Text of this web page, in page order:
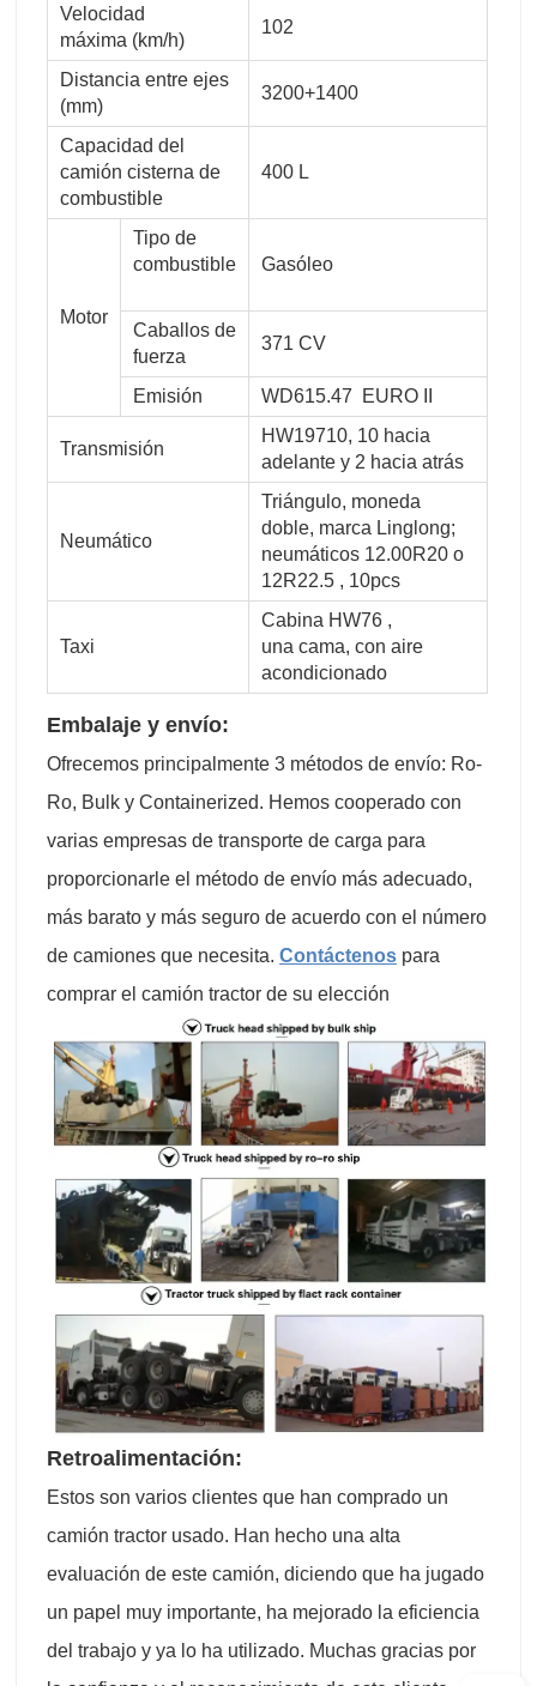
Velocidad
máxima (km/h)
102
Distancia entre ejes
(mm)
3200+1400
Capacidad del
camión cisterna de
combustible
400 L
Motor
Tipo de
combustible
Gasóleo
Caballos de
fuerza
371 CV
Emisión WD615.47 EURO II
Transmisión
HW19710, 10 hacia
adelante y 2 hacia atrás
Neumático
Triángulo, moneda
doble, marca Linglong;
neumáticos 12.00R20 o
12R22.5 , 10pcs
Taxi
Cabina HW76 ,
una cama, con aire
acondicionado
Embalaje y envío:
Ofrecemos principalmente 3 métodos de envío: Ro-
Ro, Bulk y Containerized. Hemos cooperado con
varias empresas de transporte de carga para
proporcionarle el método de envío más adecuado,
más barato y más seguro de acuerdo con el número
de camiones que necesita. Contáctenos para
comprar el camión tractor de su elección
Retroalimentación:
Estos son varios clientes que han comprado un
camión tractor usado. Han hecho una alta
evaluación de este camión, diciendo que ha jugado
un papel muy importante, ha mejorado la eficiencia
del trabajo y ya lo ha utilizado. Muchas gracias por